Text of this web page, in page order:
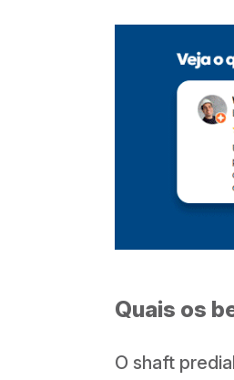
Quais os
O shaft